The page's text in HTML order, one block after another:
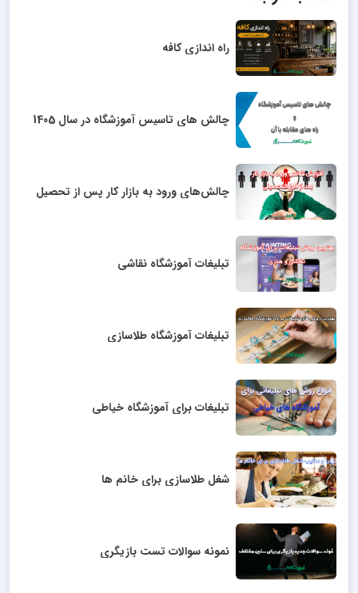
راه اندازی کافه
چالش های تاسیس آموزشگاه در سال 1405
چالش‌های ورود به بازار کار پس از تحصیل
تبلیغات آموزشگاه نقاشی
تبلیغات آموزشگاه طلاسازی
تبلیغات برای آموزشگاه خیاطی
شغل طلاسازی برای خانم ها
نمونه سوالات تست بازیگری